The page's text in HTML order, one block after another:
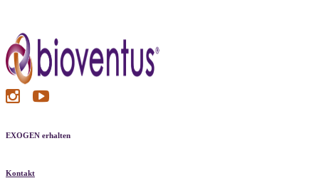
EXOGEN erhalten
Kontakt